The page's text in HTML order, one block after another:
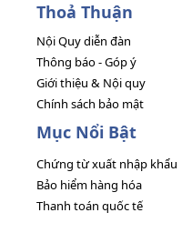
Thoả Thuận
Nội Quy diễn đàn
Thông báo - Góp ý
Giới thiệu & Nội quy
Chính sách bảo mật
Mục Nổi Bật
Chứng từ xuất nhập khẩu
Bảo hiểm hàng hóa
Thanh toán quốc tế